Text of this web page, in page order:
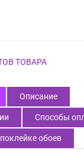
ТОВАРА
Описание
Способы
обоев